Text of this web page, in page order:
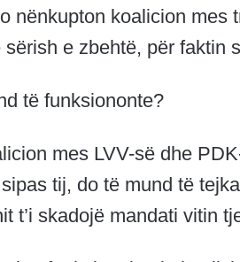
nënkupton koalicion mes
e zbehtë, për faktin
të funksiononte?
mes LVV-së dhe
tij, do të mund të
t’i skadojë mandati vitin